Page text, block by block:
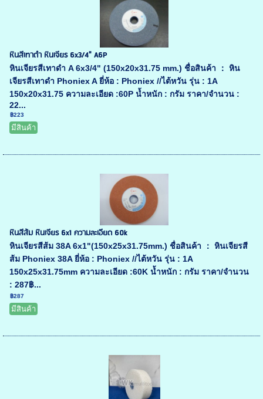
หินสีเทาดำ หินเจียร 6x3/4" A6P
หินเจียรสีเทาดำ A 6x3/4" (150x20x31.75 mm.) ชื่อสินค้า ： หิน
เจียรสีเทาดำ Phoniex A ยี่ห้อ : Phoniex //ไต้หวัน รุ่น : 1A
150x20x31.75 ความละเอียด :60P น้ำหนัก : กรัม ราคา/จำนวน :
22...
฿223
มีสินค้า
หินสีส้ม หินเจียร 6x1 ความละเอียด 60k
หินเจียรสีส้ม 38A 6x1"(150x25x31.75mm.) ชื่อสินค้า ： หินเจียรสี
ส้ม Phoniex 38A ยี่ห้อ : Phoniex //ไต้หวัน รุ่น : 1A
150x25x31.75mm ความละเอียด :60K น้ำหนัก : กรัม ราคา/จำนวน
: 287฿...
฿287
มีสินค้า